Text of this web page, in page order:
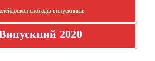
спогадів випускників
2020